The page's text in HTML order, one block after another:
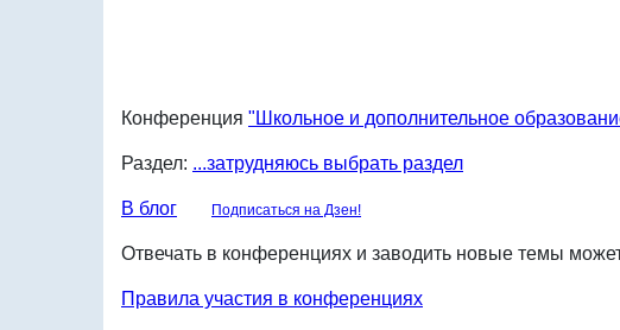
Конференция "Школьное и дополнительное
Раздел: ...затрудняюсь выбрать раздел
В блог Подписаться на Дзен!
Отвечать в конференциях и заводить новые темы
Правила участия в конференциях